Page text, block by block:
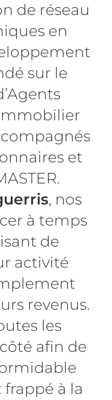
de réseau
en
sur le
et
, nos
à temps
de
activité
revenus.
les
afin de
frappé à la